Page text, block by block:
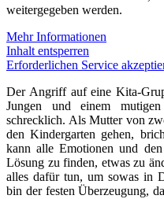
weitergegeben werden.
Mehr Informationen
Inhalt entsperren
Erforderlichen Service
Der Angriff auf eine Kita-
Jungen und einem
schrecklich. Als Mutter von
den Kindergarten gehen,
kann alle Emotionen und
Lösung zu finden, etwas zu
alles dafür tun, um sowas in
bin der festen Überzeugung,